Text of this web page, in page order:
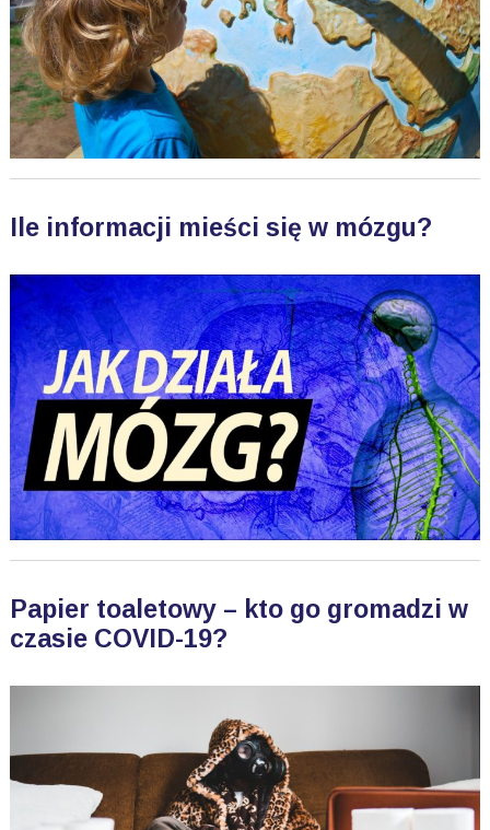
Ile informacji mieści się w mózgu?
Papier toaletowy – kto go gromadzi w
czasie COVID-19?